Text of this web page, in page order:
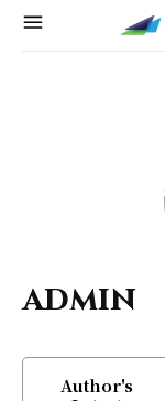
admin
Author's